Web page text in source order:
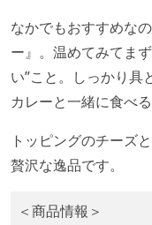
なかでもおすすめな
ー』。温めてみてま
い”こと。しっかり具
カレーと一緒に食べ
トッピングのチーズ
贅沢な逸品です。
＜商品情報＞